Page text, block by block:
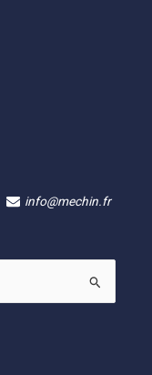
info@mechin.fr